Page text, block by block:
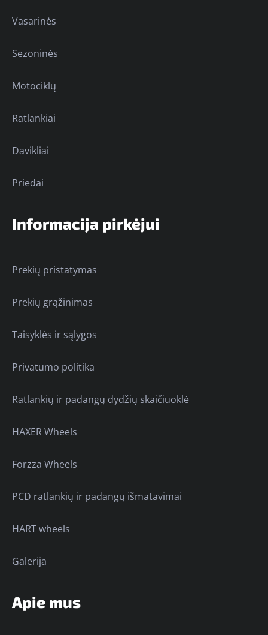
Vasarinės
Sezoninės
Motociklų
Ratlankiai
Davikliai
Priedai
Informacija pirkėjui
Prekių pristatymas
Prekių grąžinimas
Taisyklės ir sąlygos
Privatumo politika
Ratlankių ir padangų dydžių skaičiuoklė
HAXER Wheels
Forzza Wheels
PCD ratlankių ir padangų išmatavimai
HART wheels
Galerija
Apie mus